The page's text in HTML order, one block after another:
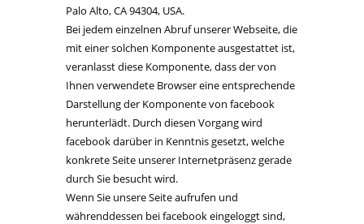
Palo Alto, CA 94304, USA.
Bei jedem einzelnen Abruf unserer Webseite, die
mit einer solchen Komponente ausgestattet ist,
veranlasst diese Komponente, dass der von
Ihnen verwendete Browser eine entsprechende
Darstellung der Komponente von facebook
herunterlädt. Durch diesen Vorgang wird
facebook darüber in Kenntnis gesetzt, welche
konkrete Seite unserer Internetpräsenz gerade
durch Sie besucht wird.
Wenn Sie unsere Seite aufrufen und
währenddessen bei facebook eingeloggt sind,